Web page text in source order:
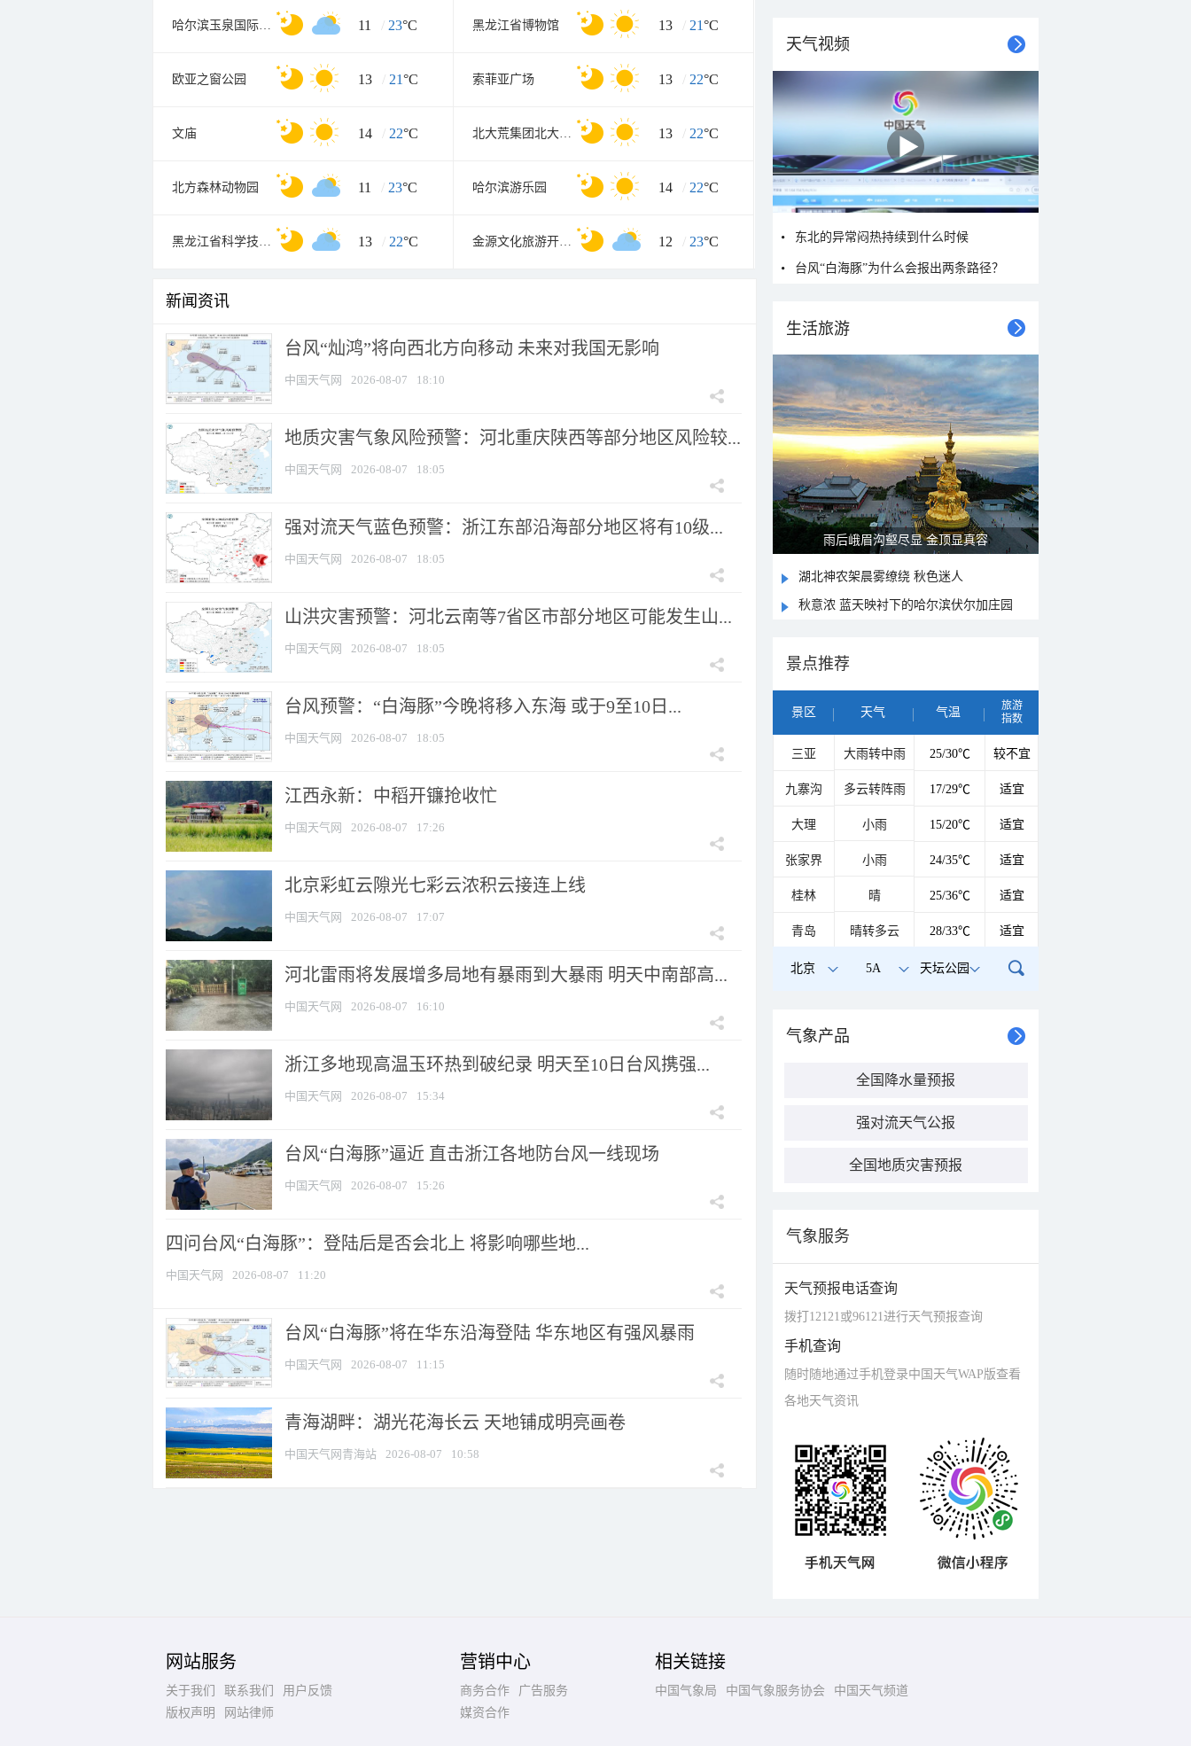
哈尔滨玉泉国际狩猎场 11 / 23°C 黑龙江省博物馆 13 / 21°C
欧亚之窗公园 13 / 21°C 索菲亚广场 13 / 22°C
文庙 14 / 22°C 北大荒集团北大荒现代农业园 13 / 22°C
北方森林动物园 11 / 23°C 哈尔滨游乐园 14 / 22°C
黑龙江省科学技术馆 13 / 22°C 金源文化旅游开发区 12 / 23°C
新闻资讯
台风“灿鸿”将向西北方向移动 未来对我国无影响
中国天气网 2026-08-07 18:10
地质灾害气象风险预警：河北重庆陕西等部分地区风险较...
中国天气网 2026-08-07 18:05
强对流天气蓝色预警：浙江东部沿海部分地区将有10级...
中国天气网 2026-08-07 18:05
山洪灾害预警：河北云南等7省区市部分地区可能发生山...
中国天气网 2026-08-07 18:05
台风预警：“白海豚”今晚将移入东海 或于9至10日...
中国天气网 2026-08-07 18:05
江西永新：中稻开镰抢收忙
中国天气网 2026-08-07 17:26
北京彩虹云隙光七彩云浓积云接连上线
中国天气网 2026-08-07 17:07
河北雷雨将发展增多局地有暴雨到大暴雨 明天中南部高...
中国天气网 2026-08-07 16:10
浙江多地现高温玉环热到破纪录 明天至10日台风携强...
中国天气网 2026-08-07 15:34
台风“白海豚”逼近 直击浙江各地防台风一线现场
中国天气网 2026-08-07 15:26
四问台风“白海豚”：登陆后是否会北上 将影响哪些地...
中国天气网 2026-08-07 11:20
台风“白海豚”将在华东沿海登陆 华东地区有强风暴雨
中国天气网 2026-08-07 11:15
青海湖畔：湖光花海长云 天地铺成明亮画卷
中国天气网青海站 2026-08-07 10:58
天气视频
东北的异常闷热持续到什么时候
台风“白海豚”为什么会报出两条路径？
生活旅游
雨后峨眉沟壑尽显 金顶显真容
湖北神农架晨雾缭绕 秋色迷人
秋意浓 蓝天映衬下的哈尔滨伏尔加庄园
景点推荐
景区 天气 气温
旅游
指数
三亚 大雨转中雨 25/30℃ 较不宜
九寨沟 多云转阵雨 17/29℃ 适宜
大理 小雨 15/20℃ 适宜
张家界 小雨 24/35℃ 适宜
桂林 晴 25/36℃ 适宜
青岛 晴转多云 28/33℃ 适宜
北京 5A 天坛公园
气象产品
全国降水量预报
强对流天气公报
全国地质灾害预报
气象服务
天气预报电话查询
拨打12121或96121进行天气预报查询
手机查询
随时随地通过手机登录中国天气WAP版查看
各地天气资讯
网站服务
关于我们 联系我们
用户反馈
版权声明
网站律师
营销中心
商务合作
广告服务
媒资合作
相关链接
中国气象局 中国气象服务协会 中国天气频道